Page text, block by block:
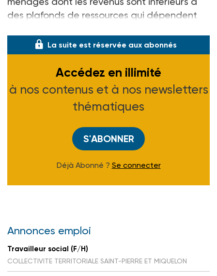
des plafonds de ressources qui dépendent
La suite est réservée aux abonnés
Accédez en illimité
à nos contenus et à nos newsletters
thématiques
S'ABONNER
Déjà Abonné ? Se connecter
Annonces emploi
Travailleur social (F/H)
COLLECTIVITE TERRITORIALE SAINT-PIERRE ET MIQUELON